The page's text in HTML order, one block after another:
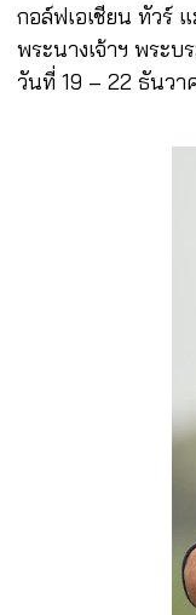
กอล์ฟเอเชียน ทัวร์
พระนางเจ้าฯ พระ
วันที่ 19 – 22 ธันว